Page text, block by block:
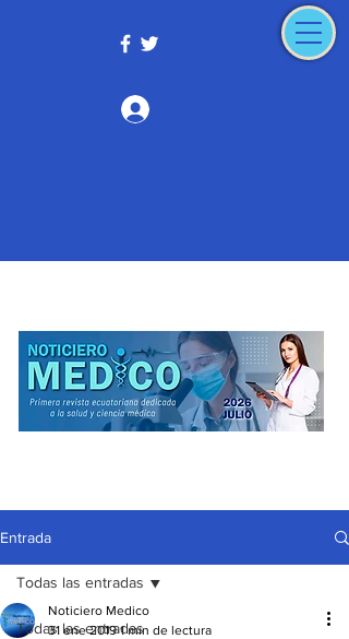
Entrada
Todas las entradas
Todas las entradas
Noticiero Medico
31 ene 2019 1 min de lectura